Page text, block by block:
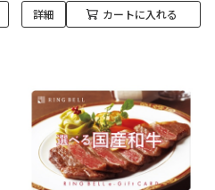
詳細 カートに入れる